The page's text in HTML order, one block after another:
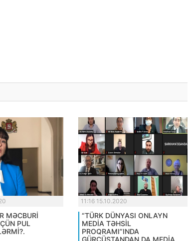
MƏCBURİ
PUL
11:16 15.10.2020
“TÜRK DÜNYASI ONLAYN
MEDİA TƏHSİL
PROQRAMI”INDA
GÜRCÜSTANDAN DA MEDİA